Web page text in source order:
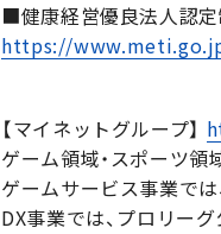
■健康経営優良法人認
https://
【マイネットグループ】
ゲーム領域・スポーツ
ゲームサービス事業で
DX事業では、プロリー